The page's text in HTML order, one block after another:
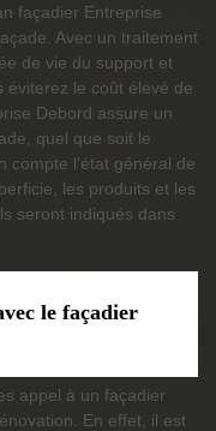
façadier Entreprise
Avec un traitement
de vie du support et
éviterez le coût élevé de
Debord assure un
quel que soit le
compte l’état général de
les produits et les
seront indiqués dans
le façadier
appel à un façadier
En effet, il est